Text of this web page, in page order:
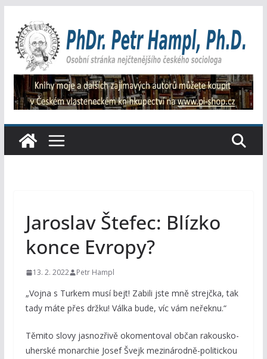
obsah
Jaroslav Štefec: Blízko
konce Evropy?
13. 2. 2022 Petr Hampl
„Vojna s Turkem musí bejt! Zabili jste mně strejčka, tak
tady máte přes držku! Válka bude, víc vám neřeknu.“
Těmito slovy jasnozřivě okomentoval občan rakousko-
uherské monarchie Josef Švejk mezinárodně-politickou